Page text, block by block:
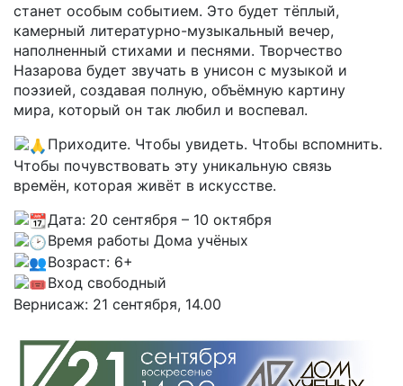
станет особым событием. Это будет тёплый,
камерный литературно-музыкальный вечер,
наполненный стихами и песнями. Творчество
Назарова будет звучать в унисон с музыкой и
поэзией, создавая полную, объёмную картину
мира, который он так любил и воспевал.
Приходите. Чтобы увидеть. Чтобы вспомнить.
Чтобы почувствовать эту уникальную связь
времён, которая живёт в искусстве.
Дата: 20 сентября – 10 октября
Время работы Дома учёных
Возраст: 6+
Вход свободный
Вернисаж: 21 сентября, 14.00